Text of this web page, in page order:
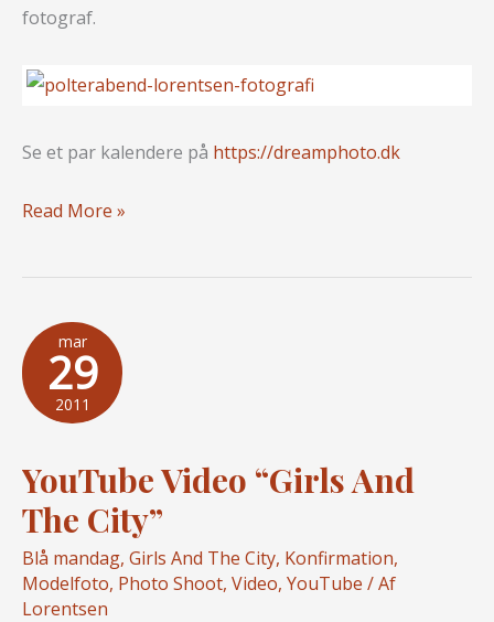
fotograf.
Se et par kalendere på https://dreamphoto.dk
Festlig
“Glamour
Read More »
mar
29
2011
YouTube Video “Girls And
The City”
Blå mandag, Girls And The City, Konfirmation,
Modelfoto, Photo Shoot, Video, YouTube / Af
Lorentsen